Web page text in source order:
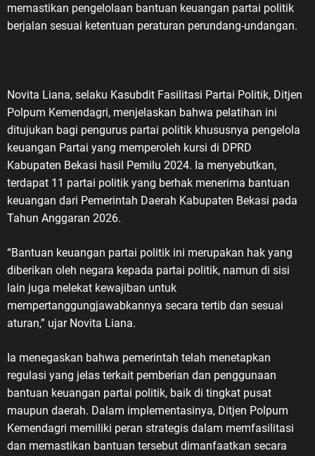
memastikan pengelolaan bantuan keuangan partai politik
berjalan sesuai ketentuan peraturan perundang-undangan.
Novita Liana, selaku Kasubdit Fasilitasi Partai Politik, Ditjen
Polpum Kemendagri, menjelaskan bahwa pelatihan ini
ditujukan bagi pengurus partai politik khususnya pengelola
keuangan Partai yang memperoleh kursi di DPRD
Kabupaten Bekasi hasil Pemilu 2024. Ia menyebutkan,
terdapat 11 partai politik yang berhak menerima bantuan
keuangan dari Pemerintah Daerah Kabupaten Bekasi pada
Tahun Anggaran 2026.
“Bantuan keuangan partai politik ini merupakan hak yang
diberikan oleh negara kepada partai politik, namun di sisi
lain juga melekat kewajiban untuk
mempertanggungjawabkannya secara tertib dan sesuai
aturan,” ujar Novita Liana.
Ia menegaskan bahwa pemerintah telah menetapkan
regulasi yang jelas terkait pemberian dan penggunaan
bantuan keuangan partai politik, baik di tingkat pusat
maupun daerah. Dalam implementasinya, Ditjen Polpum
Kemendagri memiliki peran strategis dalam memfasilitasi
dan memastikan bantuan tersebut dimanfaatkan secara